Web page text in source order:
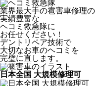
業界最大手の雹害車修理の
実績豊富な
ヘコミ救急隊に
お任せください！
デントリペア技術で
大切なお車のヘコミを
完璧に直します。
日本全国 大規模修理可